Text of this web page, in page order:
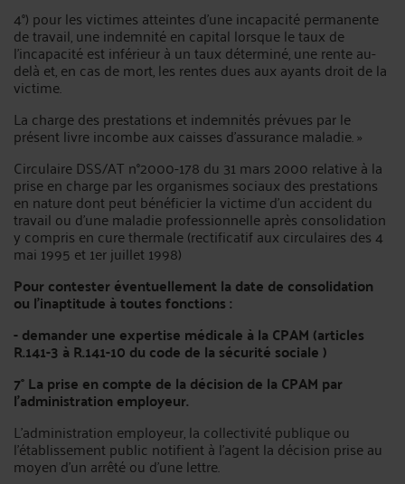
4°) pour les victimes atteintes d'une incapacité permanente
de travail, une indemnité en capital lorsque le taux de
l'incapacité est inférieur à un taux déterminé, une rente au-
delà et, en cas de mort, les rentes dues aux ayants droit de la
victime.
La charge des prestations et indemnités prévues par le
présent livre incombe aux caisses d'assurance maladie. »
Circulaire DSS/AT n°2000-178 du 31 mars 2000 relative à la
prise en charge par les organismes sociaux des prestations
en nature dont peut bénéficier la victime d'un accident du
travail ou d'une maladie professionnelle après consolidation
y compris en cure thermale (rectificatif aux circulaires des 4
mai 1995 et 1er juillet 1998)
Pour contester éventuellement la date de consolidation
ou l'inaptitude à toutes fonctions :
- demander une expertise médicale à la CPAM (articles
R.141-3 à R.141-10 du code de la sécurité sociale )
7° La prise en compte de la décision de la CPAM par
l’administration employeur.
L’administration employeur, la collectivité publique ou
l’établissement public notifient à l’agent la décision prise au
moyen d’un arrêté ou d’une lettre.